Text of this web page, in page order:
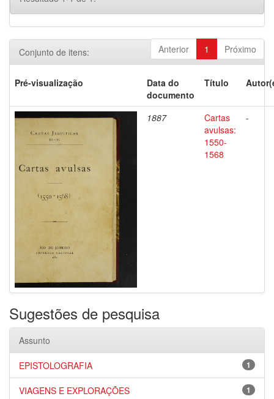
Anterior 1 Próximo
Conjunto de itens:
Pré-visualização
Data do
documento
Título
1887
Cartas
avulsas:
1550-
1568
-
Sugestões de pesquisa
Assunto
1
EPISTOLOGRAFIA
1
VIAGENS E EXPLORAÇÕES